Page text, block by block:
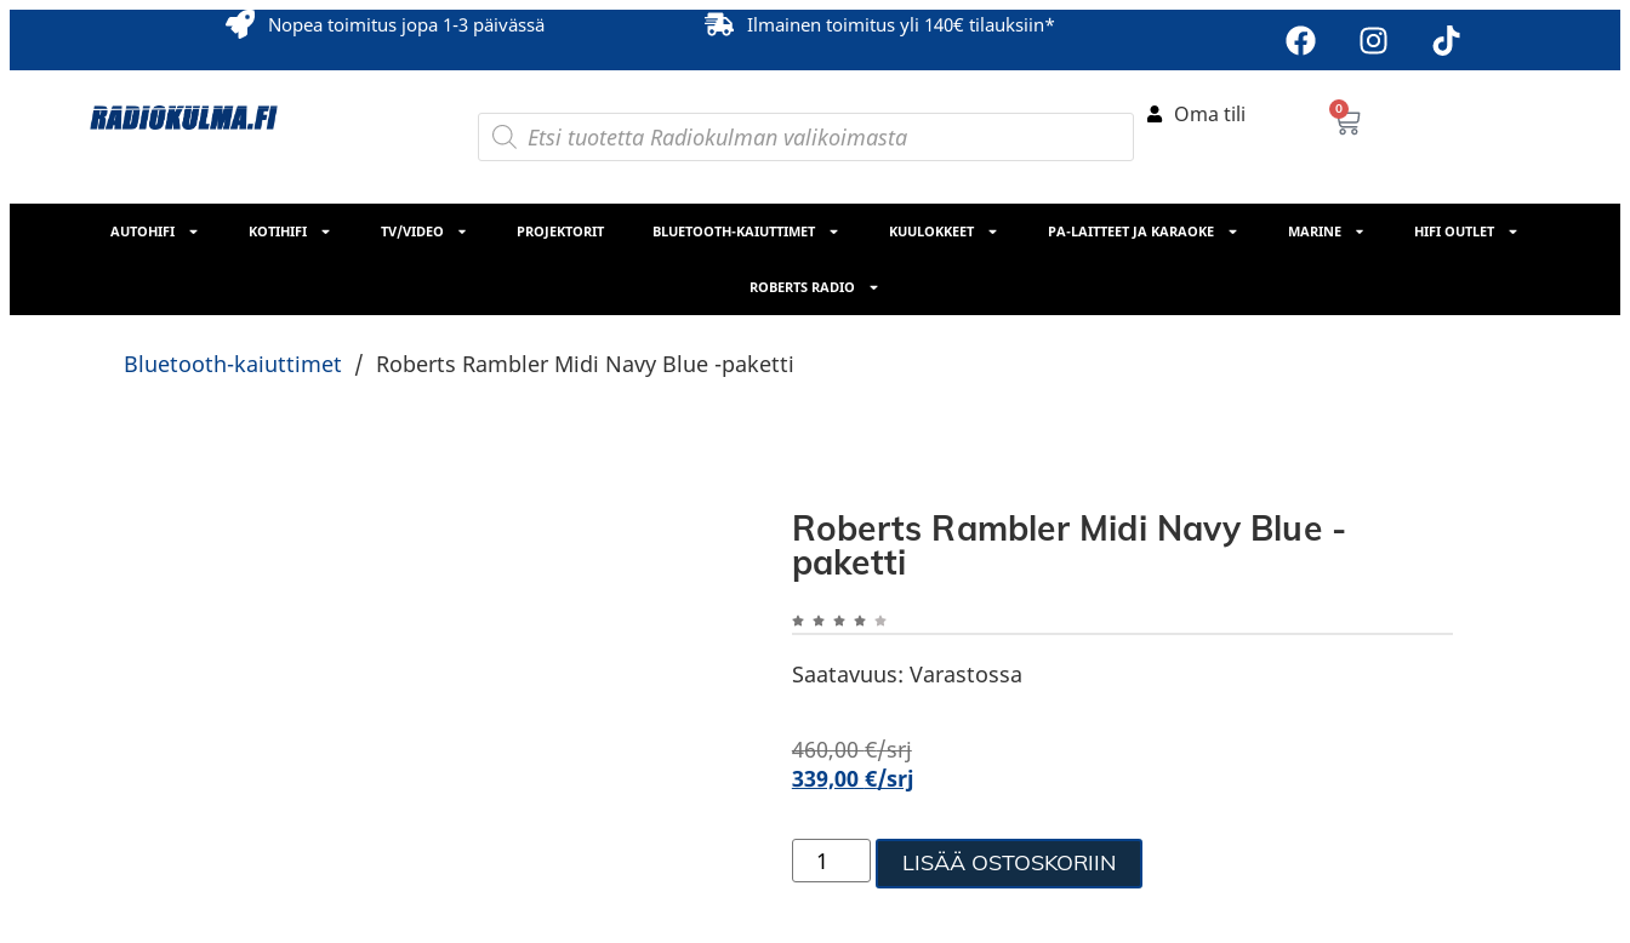
Nopea toimitus jopa 1-3 päivässä Ilmainen toimitus yli 140€ tilauksiin*
Oma tili 0
AUTOHIFI KOTIHIFI TV/VIDEO PROJEKTORIT BLUETOOTH-KAIUTTIMET KUULOKKEET PA-LAITTEET JA KARAOKE MARINE HIFI OUTLET
ROBERTS RADIO
Bluetooth-kaiuttimet / Roberts Rambler Midi Navy Blue -paketti
Roberts Rambler Midi Navy Blue -
paketti
Saatavuus: Varastossa
460,00€/srj
339,00 €/srj
LISÄÄ OSTOSKORIIN